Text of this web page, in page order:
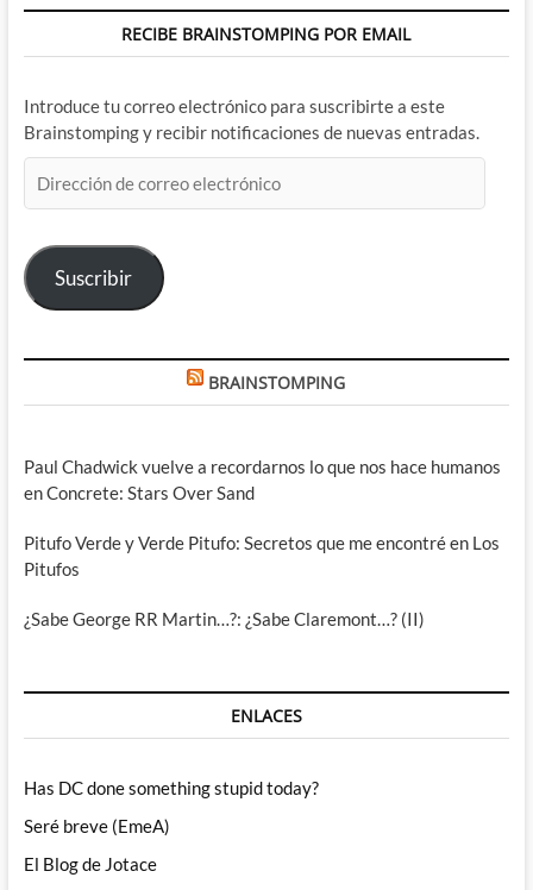
RECIBE BRAINSTOMPING POR EMAIL
Introduce tu correo electrónico para suscribirte a este
Brainstomping y recibir notificaciones de nuevas entradas.
de
electrónico
Suscribir
BRAINSTOMPING
Paul Chadwick vuelve a recordarnos lo que nos hace humanos
en Concrete: Stars Over Sand
Pitufo Verde y Verde Pitufo: Secretos que me encontré en Los
Pitufos
¿Sabe George RR Martin…?: ¿Sabe Claremont…? (II)
ENLACES
Has DC done something stupid today?
Seré breve (EmeA)
El Blog de Jotace